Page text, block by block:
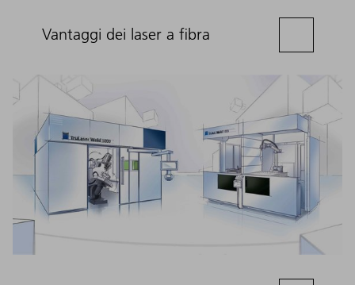
Vantaggi dei laser a fibra